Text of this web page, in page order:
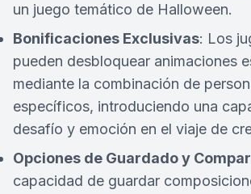
un juego temático de Halloween.
Bonificaciones Exclusivas: Los
pueden desbloquear animaciones
mediante la combinación de
específicos, introduciendo una
desafío y emoción en el viaje de
Opciones de Guardado y
capacidad de guardar